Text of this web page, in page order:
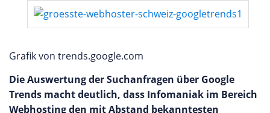
Grafik von trends.google.com
Die Auswertung der Suchanfragen über Google
Trends macht deutlich, dass Infomaniak im Bereich
Webhosting den mit Abstand bekanntesten